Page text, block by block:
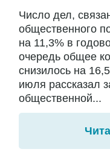
Число дел,
общественного
на 11,3% в
очередь общее
снизилось на
июля рассказал
общественной...